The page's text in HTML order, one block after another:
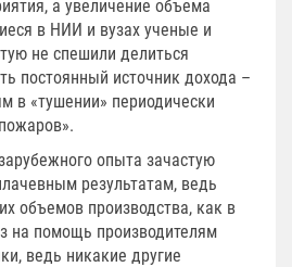
а увеличение объема
в НИИ и вузах ученые и
не спешили делиться
постоянный источник дохода –
в «тушении» периодически
опыта зачастую
результатам, ведь
объемов производства, как в
на помощь производителям
ведь никакие другие